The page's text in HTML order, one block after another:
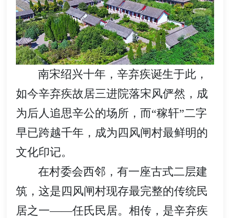
南宋绍兴十年，辛弃疾诞生于此，
如今辛弃疾故居三进院落宋风俨然，成
为后人追思辛公的场所，而“稼轩”二字
早已跨越千年，成为四风闸村最鲜明的
文化印记。
在村委会西邻，有一座古式二层建
筑，这是四风闸村现存最完整的传统民
居之一——任氏民居。相传，是辛弃疾